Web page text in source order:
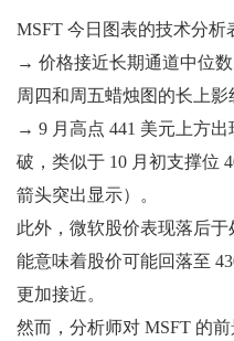
MSFT 今日图表的技术分析
→ 价格接近长期通道中位
周四和周五蜡烛图的长上影
→ 9 月高点 441 美元上方
破，类似于 10 月初支撑位
箭头突出显示）。
此外，微软股价表现落后
能意味着股价可能回落至
更加接近。
然而，分析师对 MSFT 的